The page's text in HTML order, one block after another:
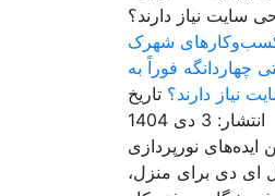
شهرک
چهاردانگه فوراً به
نیاز دارند؟ تاریخ
انتشار: 3 دی 1404